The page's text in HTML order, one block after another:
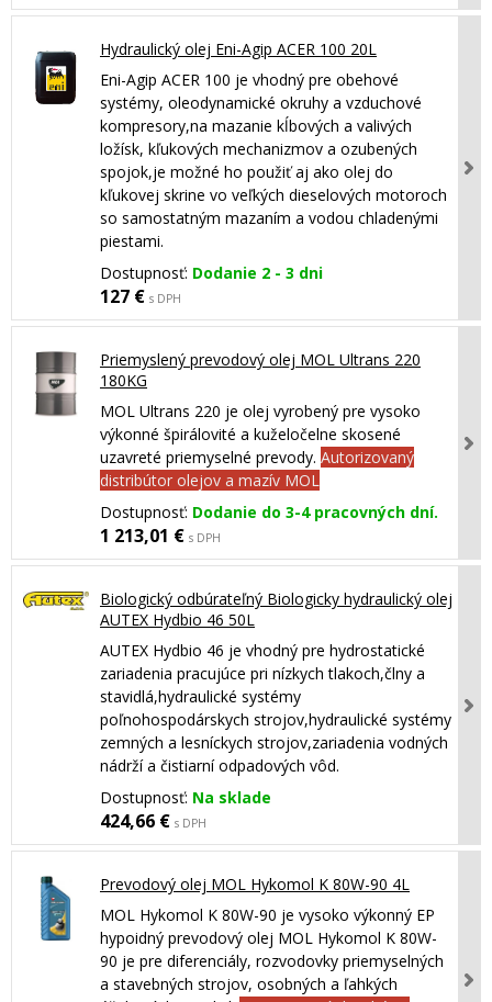
Hydraulický olej Eni-Agip ACER 100 20L
Eni-Agip ACER 100 je vhodný pre obehové
systémy, oleodynamické okruhy a vzduchové
kompresory,na mazanie kĺbových a valivých
ložísk, kľukových mechanizmov a ozubených
spojok,je možné ho použiť aj ako olej do
kľukovej skrine vo veľkých dieselových motoroch
so samostatným mazaním a vodou chladenými
piestami.
Dostupnosť: Dodanie 2 - 3 dni
127 € s DPH
Priemyslený prevodový olej MOL Ultrans 220
180KG
MOL Ultrans 220 je olej vyrobený pre vysoko
výkonné špirálovité a kuželočelne skosené
uzavreté priemyselné prevody. Autorizovaný
distribútor olejov a mazív MOL
Dostupnosť: Dodanie do 3-4 pracovných dní.
1 213,01 € s DPH
Biologický odbúrateľný Biologicky hydraulický olej
AUTEX Hydbio 46 50L
AUTEX Hydbio 46 je vhodný pre hydrostatické
zariadenia pracujúce pri nízkych tlakoch,člny a
stavidlá,hydraulické systémy
poľnohospodárskych strojov,hydraulické systémy
zemných a lesníckych strojov,zariadenia vodných
nádrží a čistiarní odpadových vôd.
Dostupnosť: Na sklade
424,66 € s DPH
Prevodový olej MOL Hykomol K 80W-90 4L
MOL Hykomol K 80W-90 je vysoko výkonný EP
hypoidný prevodový olej MOL Hykomol K 80W-
90 je pre diferenciály, rozvodovky priemyselných
a stavebných strojov, osobných a ľahkých